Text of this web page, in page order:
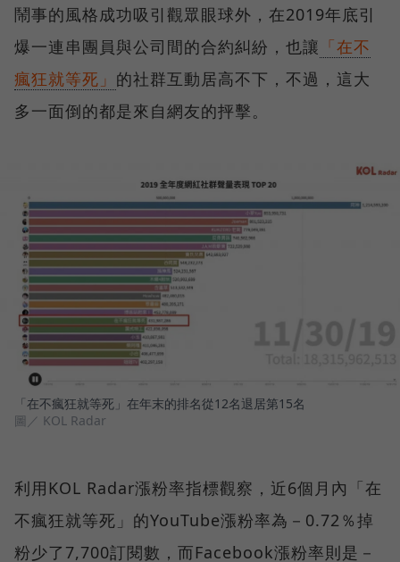
鬧事的風格成功吸引觀眾眼球外，在2019年底引
爆一連串團員與公司間的合約糾紛，也讓 「在不
瘋狂就等死」 的社群互動居高不下，不過，這大
多一面倒的都是來自網友的抨擊。
「在不瘋狂就等死」在年末的排名從12名退居第15名
圖／ KOL Radar
利用KOL Radar漲粉率指標觀察，近6個月內「在
不瘋狂就等死」的YouTube漲粉率為－0.72％掉
粉少了7,700訂閱數，而Facebook漲粉率則是－